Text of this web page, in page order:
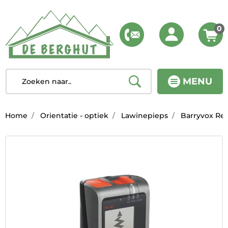
MENU
0
Home Orientatie - optiek Lawinepieps Barryvox